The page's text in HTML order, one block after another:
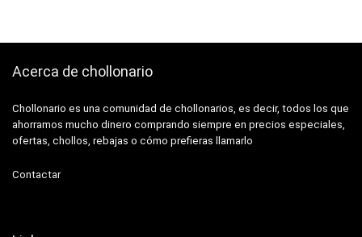
Acerca de chollonario
Chollonario es una comunidad de chollonarios, es decir, todos los que
ahorramos mucho dinero comprando siempre en precios especiales,
ofertas, chollos, rebajas o cómo prefieras llamarlo
Contactar